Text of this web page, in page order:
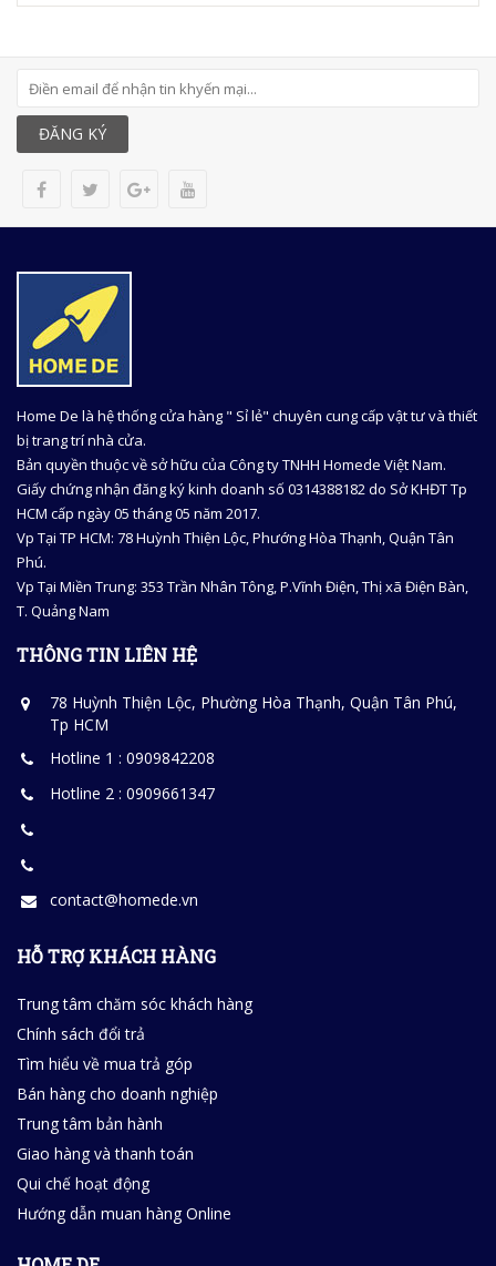
ĐĂNG KÝ
Home De là hệ thống cửa hàng " Sỉ lẻ" chuyên cung cấp vật tư và thiết
bị trang trí nhà cửa.
Bản quyền thuộc về sở hữu của Công ty TNHH Homede Việt Nam.
Giấy chứng nhận đăng ký kinh doanh số 0314388182 do Sở KHĐT Tp
HCM cấp ngày 05 tháng 05 năm 2017.
Vp Tại TP HCM: 78 Huỳnh Thiện Lộc, Phướng Hòa Thạnh, Quận Tân
Phú.
Vp Tại Miền Trung: 353 Trần Nhân Tông, P.Vĩnh Điện, Thị xã Điện Bàn,
T. Quảng Nam
THÔNG TIN LIÊN HỆ
78 Huỳnh Thiện Lộc, Phường Hòa Thạnh, Quận Tân Phú,
Tp HCM
Hotline 1 : 0909842208
Hotline 2 : 0909661347
contact@homede.vn
HỖ TRỢ KHÁCH HÀNG
Trung tâm chăm sóc khách hàng
Chính sách đổi trả
Tìm hiểu về mua trả góp
Bán hàng cho doanh nghiệp
Trung tâm bản hành
Giao hàng và thanh toán
Qui chế hoạt động
Hướng dẫn muan hàng Online